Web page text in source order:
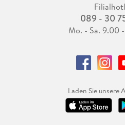
089 - 30
Mo. - Sa. 9.00
Laden Sie unsere